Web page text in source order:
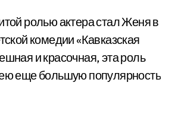
ролью актера стал Женя в
комедии «Кавказская
и красочная, эта роль
еще большую популярность